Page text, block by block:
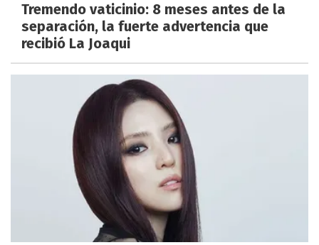
Tremendo vaticinio: 8 meses antes de la
separación, la fuerte advertencia que
recibió La Joaqui